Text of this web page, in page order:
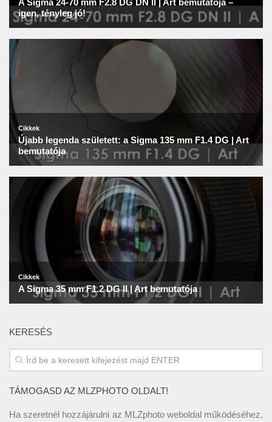
KERESÉS
TÁMOGASD AZ MLZPHOTO OLDALT!
Ha szeretnél hozzájárulni az MLZphoto weboldal működéséhez,